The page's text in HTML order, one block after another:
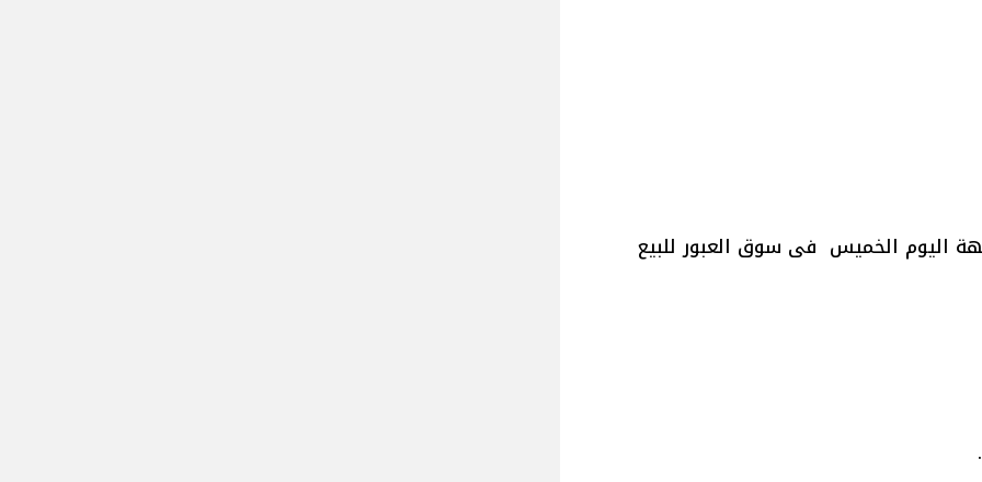
اليوم الخميس فى سوق العبور للبيع